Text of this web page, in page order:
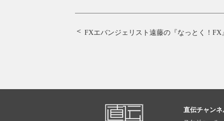
FXエバンジェリスト遠藤の『なっとく！FX
直伝チャン